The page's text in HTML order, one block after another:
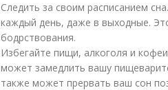
Следить за своим расписанием
каждый день, даже в выходные.
бодрствования.
Избегайте пищи, алкоголя и
может замедлить вашу
также может прервать ваш сон